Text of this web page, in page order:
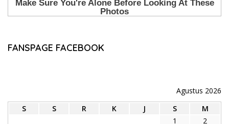
FANSPAGE FACEBOOK
Agustus 2026
S
S R K J S
M
1
2